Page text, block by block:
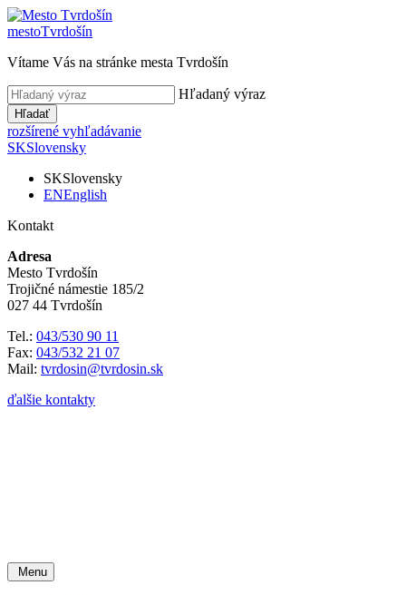
mestoTvrdošín
Vítame Vás na stránke mesta Tvrdošín
Hľadaný výraz
Hľadať
rozšírené vyhľadávanie
SKSlovensky
SKSlovensky
ENEnglish
Kontakt
Adresa
Mesto Tvrdošín
Trojičné námestie 185/2
027 44 Tvrdošín
Tel.: 043/530 90 11
Fax: 043/532 21 07
Mail: tvrdosin@tvrdosin.sk
ďalšie kontakty
Menu